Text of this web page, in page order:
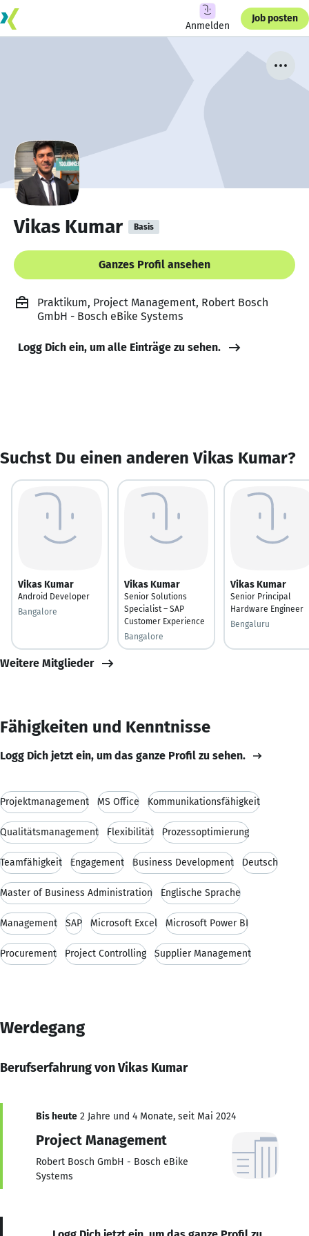
Anmelden
Job posten
Vikas Kumar Basis
Ganzes Profil ansehen
Praktikum, Project Management, Robert Bosch
GmbH - Bosch eBike Systems
Logg Dich ein, um alle Einträge zu sehen.
Suchst Du einen anderen Vikas Kumar?
Vikas Kumar
Android Developer
Bangalore
Vikas Kumar
Senior Solutions
Specialist – SAP
Customer Experience
Bangalore
Vikas Kumar
Senior Principal
Hardware Engineer
Bengaluru
Weitere Mitglieder
Fähigkeiten und Kenntnisse
Logg Dich jetzt ein, um das ganze Profil zu sehen.
Projektmanagement MS Office Kommunikationsfähigkeit
Qualitätsmanagement Flexibilität Prozessoptimierung
Teamfähigkeit Engagement Business Development Deutsch
Master of Business Administration Englische Sprache
Management SAP Microsoft Excel Microsoft Power BI
Procurement Project Controlling Supplier Management
Werdegang
Berufserfahrung von Vikas Kumar
Bis heute 2 Jahre und 4 Monate, seit Mai 2024
Project Management
Robert Bosch GmbH - Bosch eBike
Systems